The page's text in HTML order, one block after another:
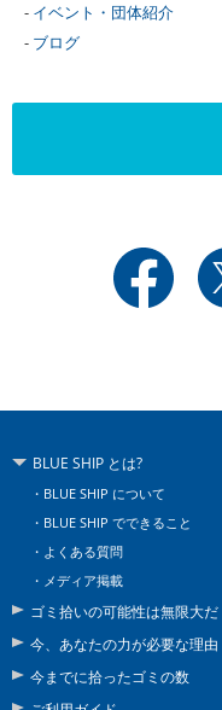
イベント・団体紹介
ブログ
BLUE SHIP とは?
BLUE SHIP について
BLUE SHIP でできること
よくある質問
メディア掲載
ゴミ拾いの可能性は無限大だ
今、あなたの力が必要な理由
今までに拾ったゴミの数